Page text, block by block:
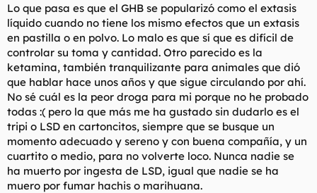
Lo que pasa es que el GHB se popularizó como el extasis
líquido cuando no tiene los mismo efectos que un extasis
en pastilla o en polvo. Lo malo es que sí que es difícil de
controlar su toma y cantidad. Otro parecido es la
ketamina, también tranquilizante para animales que dió
que hablar hace unos años y que sigue circulando por ahí.
No sé cuál es la peor droga para mi porque no he probado
todas :( pero la que más me ha gustado sin dudarlo es el
tripi o LSD en cartoncitos, siempre que se busque un
momento adecuado y sereno y con buena compañía, y un
cuartito o medio, para no volverte loco. Nunca nadie se
ha muerto por ingesta de LSD, igual que nadie se ha
muero por fumar hachis o marihuana.